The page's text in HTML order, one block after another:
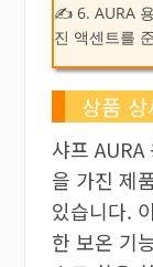
✍ 6. AURA
진 액센트를
상품
샤프
을 가진 제
있습니다.
한 보온 기